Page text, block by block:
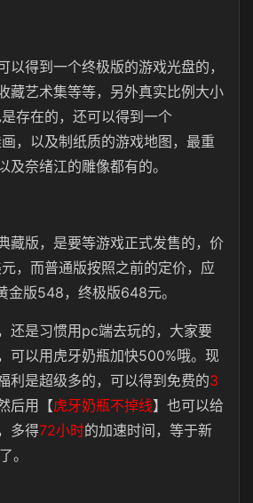
以得到一个终极版的游戏光盘的，
藏艺术集等等，另外真实比例大小
存在的，还可以得到一个
，以及制纸质的游戏地图，最重
及奈绪江的雕像都有的。
藏版，是要等游戏正式发售的，价
，而普通版按照之前的定价，应
金版548，终极版648元。
还是习惯用pc端去玩的，大家要
可以用虎牙奶瓶加快500%哦。现
利是超级多的，可以得到免费的3
后用【虎牙奶瓶不掉线】也可以给
多得72小时的加速时间，等于新
了。